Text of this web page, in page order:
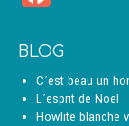
BLOG
C’est beau un
L’esprit de Noël
Howlite blanche